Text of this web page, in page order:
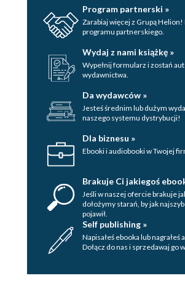
Program partnerski »
Zarabiaj więcej z Grupą Helion!
programu partnerskiego.
Wydaj z nami książkę »
Wypełnij formularz i zostań
wydawnictwa.
Da wydawców »
Jesteś średnim lub dużym
naszego systemu dystrybucji!
Dla biznesu »
Ebooki i audiobooki w Twojej
Brakuje Ci jakiegoś
Jeśli w naszej ofercie brakuje
dołożymy starań, by jak
pojawił.
Self publishing »
Napisałeś ebooka lub nagrałeś
Dołącz do nas i sprzedawaj go